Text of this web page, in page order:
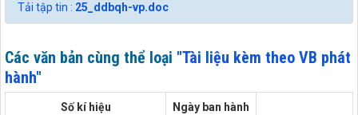
Tải tập tin : 25_ddbqh-vp.doc
Các văn bản cùng thể loại "Tài liệu kèm theo VB phát
hành"
Số kí hiệu Ngày ban hành